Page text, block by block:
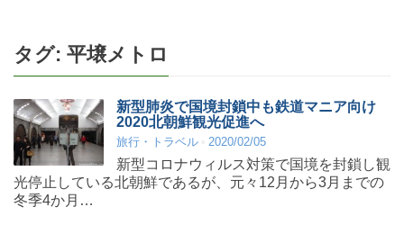
タグ: 平壌メトロ
新型肺炎で国境封鎖中も鉄道マニア向け
2020北朝鮮観光促進へ
旅行・トラベル 2020/02/05
新型コロナウィルス対策で国境を封鎖し観
光停止している北朝鮮であるが、元々12月から3月までの
冬季4か月…